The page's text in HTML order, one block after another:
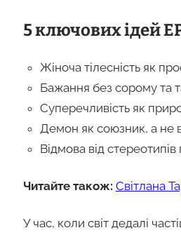
5 ключових ідей
Жіноча тілесність як
Бажання без сорому та
Суперечливість як
Демон як союзник, а не
Відмова від
Читайте також: Світлана
У час, коли світ дедалі